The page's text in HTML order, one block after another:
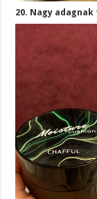
20. Nagy